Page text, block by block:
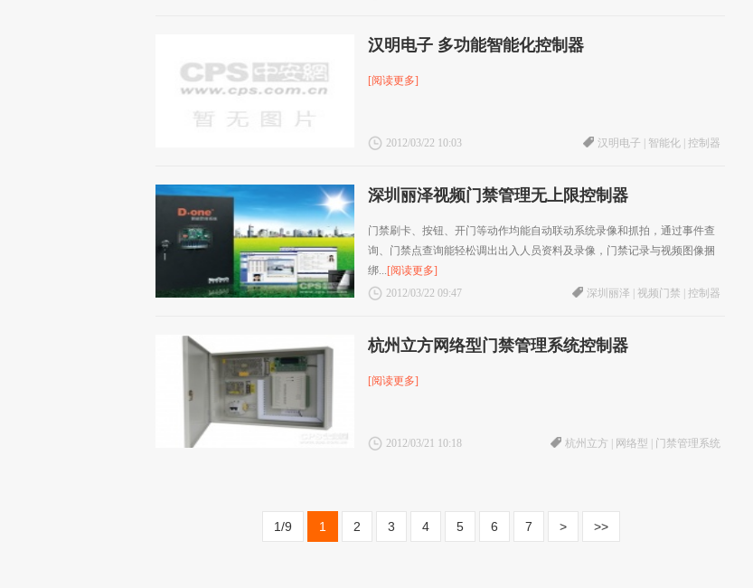
汉明电子 多功能智能化控制器
[阅读更多]
2012/03/22 10:03 汉明电子 智能化 控制器
深圳丽泽视频门禁管理无上限控制器
门禁刷卡、按钮、开门等动作均能自动联动系统录像和抓拍，通过事件查
询、门禁点查询能轻松调出出入人员资料及录像，门禁记录与视频图像捆
绑...[阅读更多]
2012/03/22 09:47
深圳丽泽 视频门禁 控制器
杭州立方网络型门禁管理系统控制器
[阅读更多]
2012/03/21 10:18 杭州立方 网络型 门禁管理系统
1/9 1 2 3 4 5 6 7 > >>